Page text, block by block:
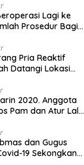
Lagi ke
Prosedur Bagi
Pria Reaktif
Datangi Lokasi
2020. Anggota
Pam dan Atur Lalu
dan Gugus
19 Sekongkang